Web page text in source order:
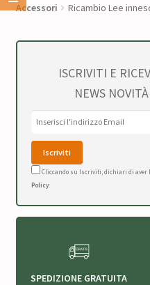
Accessori
Ricambio Lee
ISCRIVITI E
NEWS
Cliccando su Iscriviti, dichiari di aver
Policy.
SPEDIZIONE GRATUITA